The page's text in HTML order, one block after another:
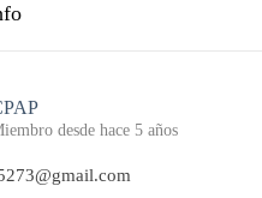
desde hace 5 años